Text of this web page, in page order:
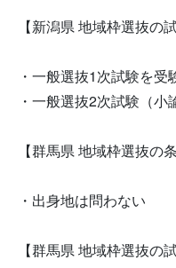
【新潟県 地域枠選抜の
・一般選抜1次試験を受
・一般選抜2次試験（
【群馬県 地域枠選抜の条
・出身地は問わない
【群馬県 地域枠選抜の